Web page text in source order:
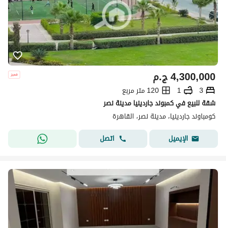
ج.م4,300,000
3
1
120 متر مربع
شقة للبيع في كمبوند جاردينيا مدينة نصر
كومباوند جاردينيا، مدينة نصر، القاهرة
الإيميل
اتصل